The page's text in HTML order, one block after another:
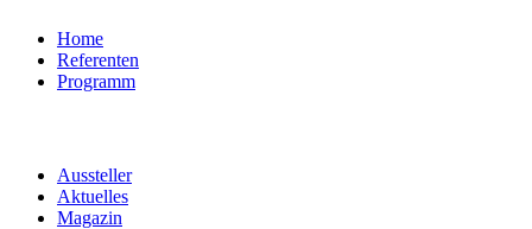
Home
Referenten
Programm
Aussteller
Aktuelles
Magazin